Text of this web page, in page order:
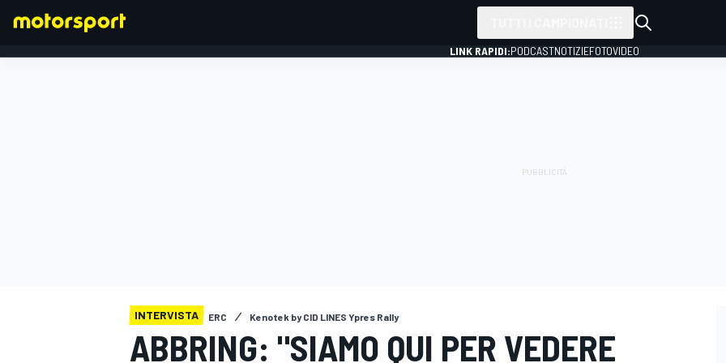
LINK RAPIDI:PODCASTNOTIZIEFOTOVIDEO
INTERVISTA ERC Kenotek by CID LINES Ypres Rally
ABBRING: "SIAMO QUI PER VEDERE